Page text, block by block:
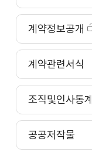
계약정보공개
계약관련서식
조직및인사통
공공저작물